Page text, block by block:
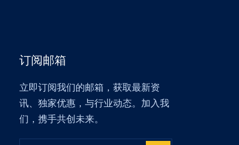
订阅邮箱
立即订阅我们的邮箱，获取最新资
讯、独家优惠，与行业动态。加入我
们，携手共创未来。